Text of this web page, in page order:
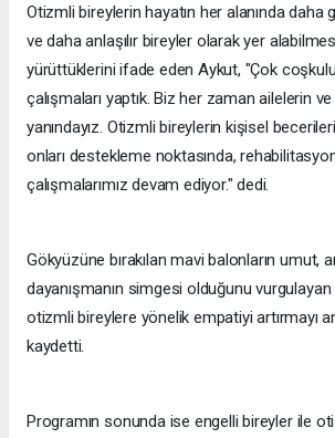
Otizmli bireylerin hayatın her alanında daha
ve daha anlaşılır bireyler olarak yer
yürüttüklerini ifade eden Aykut, "Çok
çalışmaları yaptık. Biz her zaman ailelerin
yanındayız. Otizmli bireylerin kişisel
onları destekleme noktasında,
çalışmalarımız devam ediyor." dedi.
Gökyüzüne bırakılan mavi balonların umut,
dayanışmanın simgesi olduğunu
otizmli bireylere yönelik empatiyi artırmayı
kaydetti.
Programın sonunda ise engelli bireyler ile